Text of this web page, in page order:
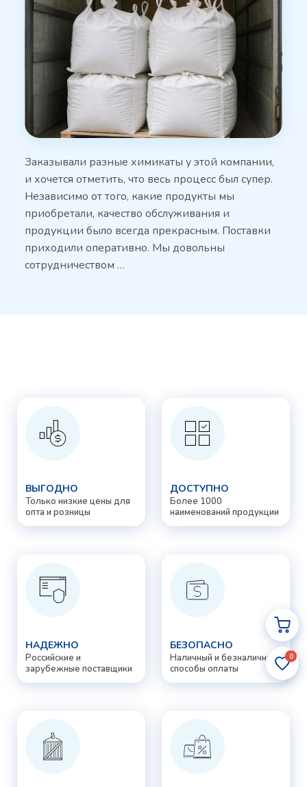
0
Заказывали разные химикаты у этой компании,
и хочется отметить, что весь процесс был супер.
Независимо от того, какие продукты мы
приобретали, качество обслуживания и
продукции было всегда прекрасным. Поставки
приходили оперативно. Мы довольны
сотрудничеством …
ВЫГОДНО
Только низкие цены для
опта и розницы
ДОСТУПНО
Более 1000
наименований продукции
НАДЕЖНО
Российские и
зарубежные поставщики
БЕЗОПАСНО
Наличный и безналичный
способы оплаты